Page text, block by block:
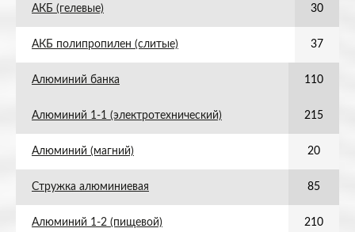
АКБ (гелевые) 30
АКБ полипропилен (слитые) 37
Алюминий банка 110
Алюминий 1-1 (электротехнический) 215
Алюминий (магний) 20
Стружка алюминиевая 85
Алюминий 1-2 (пищевой) 210